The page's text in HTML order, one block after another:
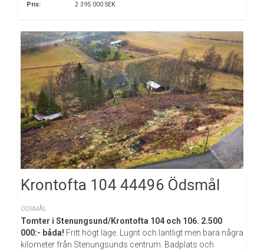
Pris:
2 395 000 SEK
Krontofta 104 44496 Ödsmål
ÖDSMÅL
Tomter i Stenungsund/Krontofta 104 och 106. 2.500
000:- båda! Fritt högt läge. Lugnt och lantligt men bara några
kilometer från Stenungsunds centrum. Badplats och